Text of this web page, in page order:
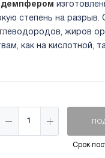
степень на разрыв.
жиров
как на кислотной,
и
Срок